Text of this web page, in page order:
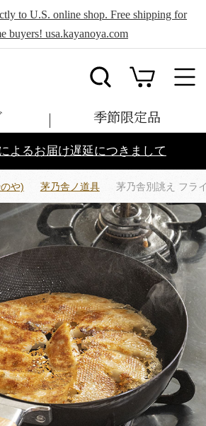
to U.S. online shop. Free shipping for
buyers! usa.kayanoya.com
季節限定品
よるお届け遅延につきまして
や) 茅乃舎ノ道具 茅乃舎別誂え フラ